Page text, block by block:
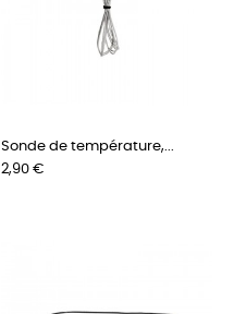
Sonde de température,...
Prix
2,90 €